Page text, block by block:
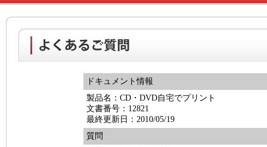
ドキュメント情報
製品名：CD・DVD自宅でプリント
文書番号：12821
最終更新日：2010/05/19
質問